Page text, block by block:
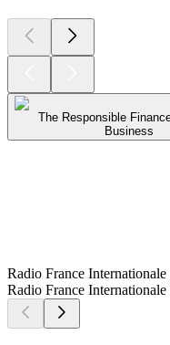
The Responsible
Business
Radio France
Radio France